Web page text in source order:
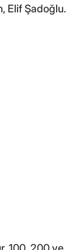
Elif Şadoğlu.